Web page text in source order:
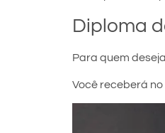
Diploma
Para quem
Você receberá